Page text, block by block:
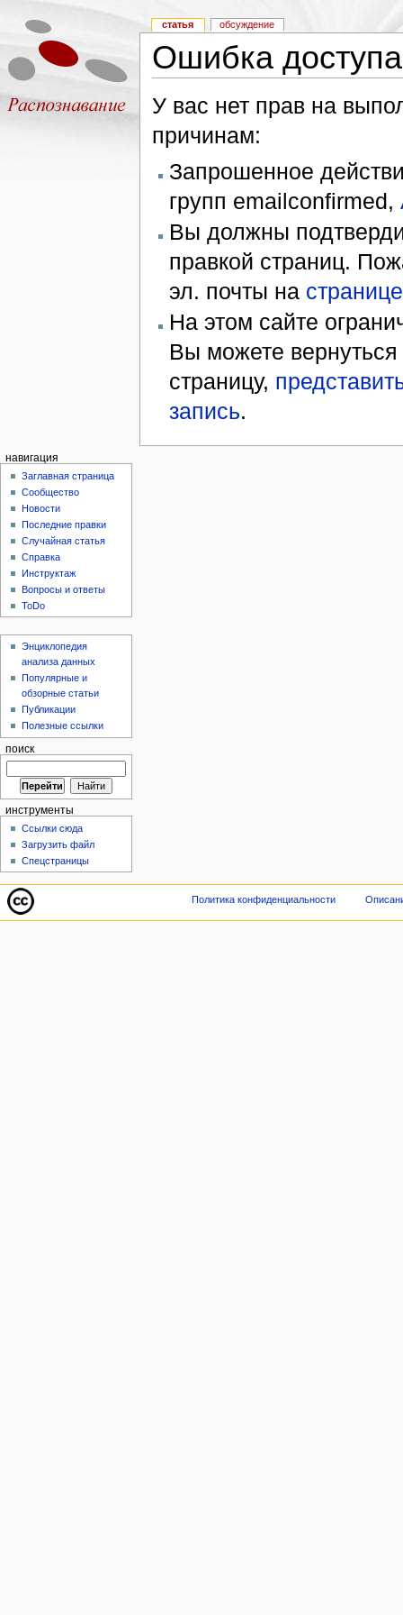
Ошибка доступа
У вас нет прав на
причинам:
Запрошенное
групп emailconfirmed,
Вы должны
правкой страниц.
эл. почты на
На этом сайте
Вы можете
страницу,
запись.
статья обсуждение
навигация
Заглавная страница
Сообщество
Новости
Последние правки
Случайная статья
Справка
Инструктаж
Вопросы и ответы
ToDo
Энциклопедия
анализа данных
Популярные и
обзорные статьи
Публикации
Полезные ссылки
поиск
инструменты
Ссылки сюда
Загрузить файл
Спецстраницы
Политика конфиденциальности